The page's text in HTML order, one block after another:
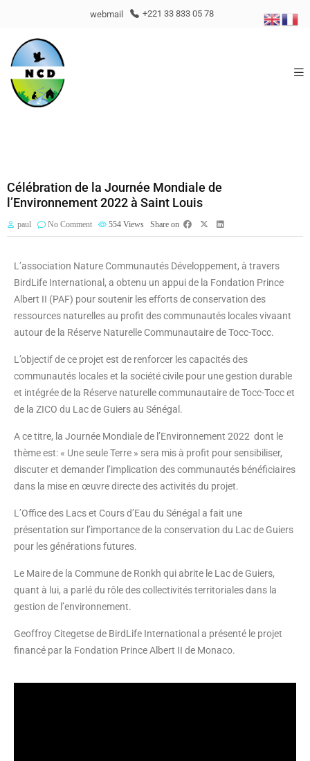
webmail +221 33 833 05 78
Célébration de la Journée Mondiale de
l’Environnement 2022 à Saint Louis
paul No Comment 554 Views Share on
L’association Nature Communautés Développement, à travers
BirdLife International, a obtenu un appui de la Fondation Prince
Albert II (PAF) pour soutenir les efforts de conservation des
ressources naturelles au profit des communautés locales vivaant
autour de la Réserve Naturelle Communautaire de Tocc-Tocc.
L’objectif de ce projet est de renforcer les capacités des
communautés locales et la société civile pour une gestion durable
et intégrée de la Réserve naturelle communautaire de Tocc-Tocc et
de la ZICO du Lac de Guiers au Sénégal.
A ce titre, la Journée Mondiale de l’Environnement 2022 dont le
thème est: « Une seule Terre » sera mis à profit pour sensibiliser,
discuter et demander l’implication des communautés bénéficiaires
dans la mise en œuvre directe des activités du projet.
L’Office des Lacs et Cours d’Eau du Sénégal a fait une
présentation sur l’importance de la conservation du Lac de Guiers
pour les générations futures.
Le Maire de la Commune de Ronkh qui abrite le Lac de Guiers,
quant à lui, a parlé du rôle des collectivités territoriales dans la
gestion de l’environnement.
Geoffroy Citegetse de BirdLife International a présenté le projet
financé par la Fondation Prince Albert II de Monaco.